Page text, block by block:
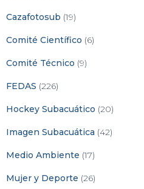
Cazafotosub (19)
Comité Científico (6)
Comité Técnico (9)
FEDAS (226)
Hockey Subacuático (20)
Imagen Subacuática (42)
Medio Ambiente (17)
Mujer y Deporte (26)